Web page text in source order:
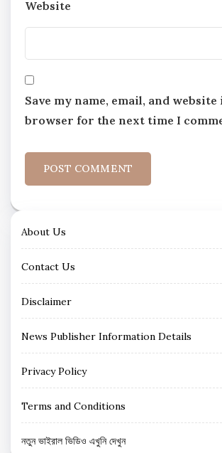
Website
Save my name, email, and
browser for the next time I
About Us
Contact Us
Disclaimer
News Publisher Information Details
Privacy Policy
Terms and Conditions
নতুন ভাইরাল ভিডিও এখুনি দেখুন